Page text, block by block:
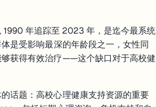
年追踪至 2023 年，是迄今最系统
是受影响最深的年龄段之一，女性同
获得有效治疗——这个缺口对于高校健
话题：高校心理健康支持资源的重要